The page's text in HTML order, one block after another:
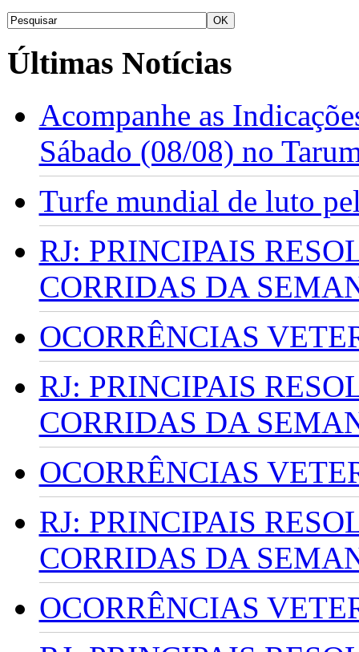
Últimas Notícias
Acompanhe as
Sábado (08/08) no
Turfe mundial de luto
RJ: PRINCIPAIS
CORRIDAS DA
OCORRÊNCIAS
RJ: PRINCIPAIS
CORRIDAS DA
OCORRÊNCIAS
RJ: PRINCIPAIS
CORRIDAS DA
OCORRÊNCIAS